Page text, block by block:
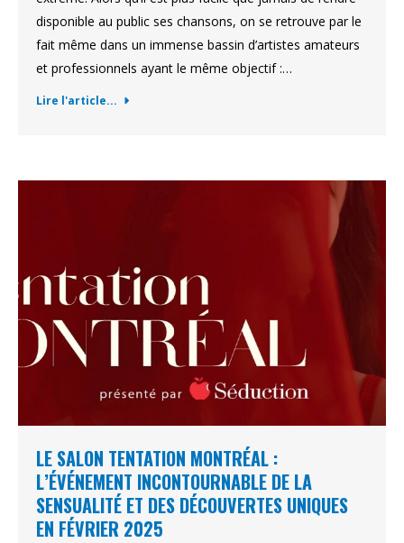
disponible au public ses chansons, on se retrouve par le
fait même dans un immense bassin d’artistes amateurs
et professionnels ayant le même objectif :…
Lire l'article...
LE SALON TENTATION MONTRÉAL :
L’ÉVÉNEMENT INCONTOURNABLE DE LA
SENSUALITÉ ET DES DÉCOUVERTES UNIQUES
EN FÉVRIER 2025